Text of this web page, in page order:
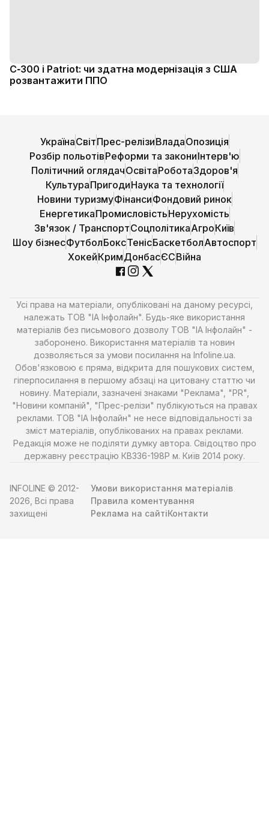
С‑300 і Patriot: чи здатна модернізація з США
розвантажити ППО
УкраїнаСвітПрес-релізиВладаОпозиція
Розбір польотівРеформи та закониІнтерв'ю
Політичний оглядачОсвітаРоботаЗдоров'я
КультураПригодиНаука та технології
Новини туризмуФінансиФондовий ринок
ЕнергетикаПромисловістьНерухомість
Зв'язок / ТранспортСоцполітикаАгроКиїв
Шоу бізнесФутболБоксТенісБаскетболАвтоспорт
ХокейКримДонбасЄСВійна
Усі права на матеріали, опубліковані на даному ресурсі,
належать ТОВ "ІА Інфолайн". Будь-яке використання
матеріалів без письмового дозволу ТОВ "ІА Інфолайн" -
заборонено. Використання матеріалів та новин
дозволяється за умови посилання на Infoline.ua.
Обов'язковою є пряма, відкрита для пошукових систем,
гіперпосилання в першому абзаці на цитовану статтю чи
новину. Матеріали, зазначені знаками "Реклама", "PR",
"Новини компаній", "Прес-релізи" публікуються на правах
реклами. ТОВ "ІА Інфолайн" не несе відповідальності за
зміст матеріалів, опублікованих на правах реклами.
Редакція може не поділяти думку автора. Свідоцтво про
державну реєстрацію КВ336-198Р м. Київ 2014 року.
INFOLINE © 2012-
2026, Всі права
захищені
Умови використання матеріалів
Правила коментування
Реклама на сайтіКонтакти